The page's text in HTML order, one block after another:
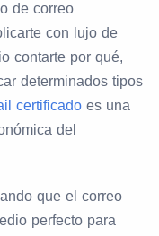
de correo
con lujo de
contarte por qué,
determinados tipos
certificado es una
del
que el correo
perfecto para